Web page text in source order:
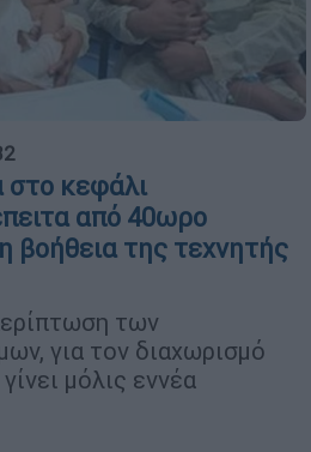
στο κεφάλι
από 40ωρο
βοήθεια της τεχνητής
των
για τον διαχωρισμό
μόλις εννέα